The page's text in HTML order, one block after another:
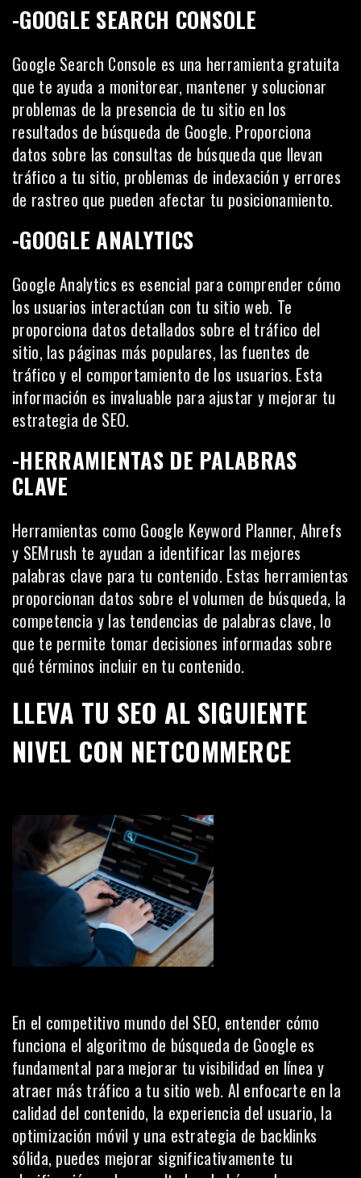
-GOOGLE SEARCH CONSOLE
Google Search Console es una herramienta gratuita
que te ayuda a monitorear, mantener y solucionar
problemas de la presencia de tu sitio en los
resultados de búsqueda de Google. Proporciona
datos sobre las consultas de búsqueda que llevan
tráfico a tu sitio, problemas de indexación y errores
de rastreo que pueden afectar tu posicionamiento.
-GOOGLE ANALYTICS
Google Analytics es esencial para comprender cómo
los usuarios interactúan con tu sitio web. Te
proporciona datos detallados sobre el tráfico del
sitio, las páginas más populares, las fuentes de
tráfico y el comportamiento de los usuarios. Esta
información es invaluable para ajustar y mejorar tu
estrategia de SEO.
-HERRAMIENTAS DE PALABRAS
CLAVE
Herramientas como Google Keyword Planner, Ahrefs
y SEMrush te ayudan a identificar las mejores
palabras clave para tu contenido. Estas herramientas
proporcionan datos sobre el volumen de búsqueda, la
competencia y las tendencias de palabras clave, lo
que te permite tomar decisiones informadas sobre
qué términos incluir en tu contenido.
LLEVA TU SEO AL SIGUIENTE
NIVEL CON NETCOMMERCE
En el competitivo mundo del SEO, entender cómo
funciona el algoritmo de búsqueda de Google es
fundamental para mejorar tu visibilidad en línea y
atraer más tráfico a tu sitio web. Al enfocarte en la
calidad del contenido, la experiencia del usuario, la
optimización móvil y una estrategia de backlinks
sólida, puedes mejorar significativamente tu